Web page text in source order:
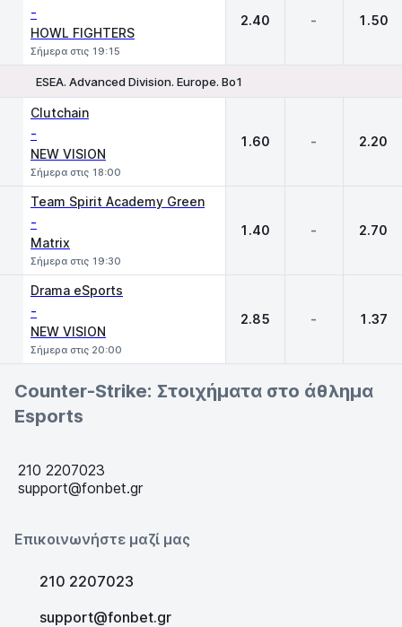
-
HOWL FIGHTERS
Σήμερα στις 19:15
2.40 - 1.50
ESEA. Advanced Division. Europe. Bo1
Clutchain
-
NEW VISION
Σήμερα στις 18:00
1.60 - 2.20
Team Spirit Academy Green
-
Matrix
Σήμερα στις 19:30
1.40 - 2.70
Drama eSports
-
NEW VISION
Σήμερα στις 20:00
2.85 - 1.37
Counter-Strike: Στοιχήματα στο άθλημα
Esports
210 2207023
support@fonbet.gr
Επικοινωνήστε μαζί μας
210 2207023
support@fonbet.gr